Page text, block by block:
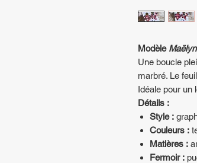
Modèle
Une boucle
marbré. Le
Idéale pour un
Détails :
Style :
Couleurs :
Matières :
Fermoir :